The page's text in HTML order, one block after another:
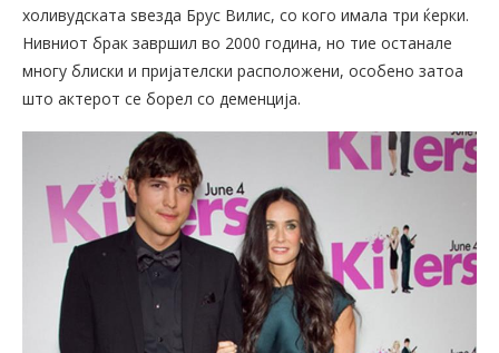
холивудската ѕвезда Брус Вилис, со кого имала три ќерки.
Нивниот брак завршил во 2000 година, но тие останале
многу блиски и пријателски расположени, особено затоа
што актерот се борел со деменција.